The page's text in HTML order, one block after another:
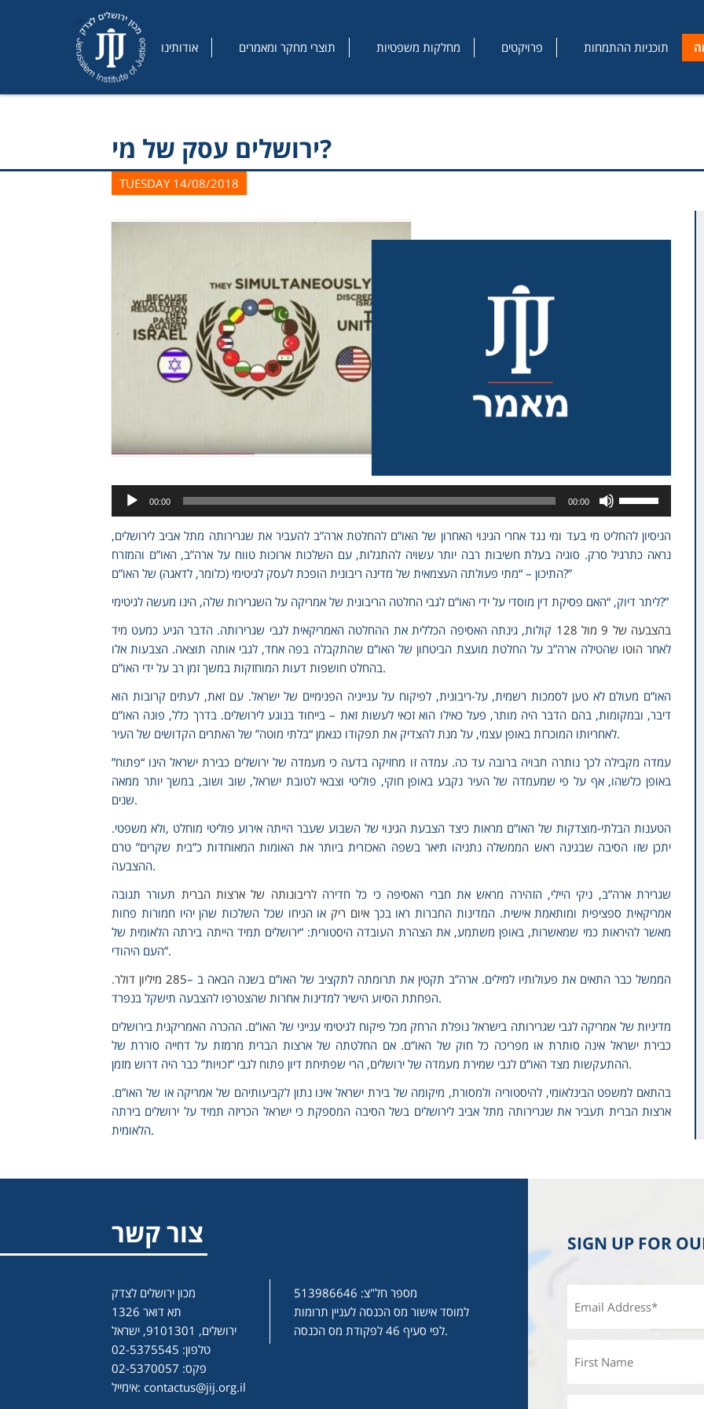
אודותינו תוצרי מחקר ומאמרים מחלקות משפטיות פרויקטים תוכניות ההתמחות
ירושלים עסק של מי?
TUESDAY 14/08/2018
Audio
Player
00:00 00:00
Arrow
keys
or
decrease
volume.
הניסיון להחליט מי בעד ומי נגד אחרי הגינוי האחרון של האו”ם להחלטת ארה”ב להעביר את שגרירותה מתל אביב לירושלים,
נראה כתרגיל סרק. סוגיה בעלת חשיבות רבה יותר עשויה להתגלות, עם השלכות ארוכות טווח על ארה”ב, האו”ם והמזרח
התיכון – “מתי פעולתה העצמאית של מדינה ריבונית הופכת לעסק לגיטימי (כלומר, לדאגה) של האו”ם?”
ליתר דיוק, “האם פסיקת דין מוסדי על ידי האו”ם לגבי החלטה הריבונית של אמריקה על השגרירות שלה, הינו מעשה לגיטימי?”
בהצבעה של 9 מול 128
קולות, גינתה האסיפה הכללית את ההחלטה האמריקאית לגבי שגרירותה. הדבר הגיע כמעט מיד
לאחר הוטו שהטילה ארה”ב על החלטת מועצת הביטחון של האו”ם שהתקבלה בפה אחד, לגבי אותה תוצאה. הצבעות אלו
בהחלט חושפות דעות המוחזקות במשך זמן רב על ידי האו”ם.
האו”ם מעולם לא טען לסמכות רשמית, על-ריבונית, לפיקוח על ענייניה הפנימיים של ישראל. עם זאת, לעתים קרובות הוא
דיבר, ובמקומות, בהם הדבר היה מותר, פעל כאילו הוא זכאי לעשות זאת – בייחוד בנוגע לירושלים. בדרך כלל, פונה האו”ם
לאחריותו המוכרזת באופן עצמי, על מנת להצדיק את תפקודו כנאמן “בלתי מוטה” של האתרים הקדושים של העיר.
עמדה מקבילה לכך נותרה חבויה ברובה עד כה. עמדה זו מחזיקה בדעה כי מעמדה של ירושלים כבירת ישראל הינו “פתוח”
באופן כלשהו, אף על פי שמעמדה של העיר נקבע באופן חוקי, פוליטי וצבאי לטובת ישראל, שוב ושוב, במשך יותר ממאה
שנים.
הטענות הבלתי-מוצדקות של האו”ם מראות כיצד הצבעת הגינוי של השבוע שעבר הייתה אירוע פוליטי מוחלט ,ולא משפטי.
יתכן שזו הסיבה שבגינה ראש הממשלה נתניהו תיאר בשפה האכזרית ביותר את האומות המאוחדות כ”בית שקרים” טרם
ההצבעה.
שגרירת ארה”ב, ניקי היילי, הזהירה מראש את חברי האסיפה כי כל חדירהלריבונותה של ארצות הברית תעורר תגובה
אמריקאית ספציפית ומותאמת אישית. המדינות החברות ראו בכךאיום ריק או הניחו שכל השלכות שהן יהיו חמורות פחות
מאשר להיראות כמי שמאשרות, באופן משתמע, את הצהרת העובדה היסטורית: “ירושלים תמיד הייתה בירתה הלאומית של
העם היהודי”.
הממשל כבר התאים את פעולותיו למילים. ארה”ב תקטין את תרומתה לתקציב של האו”ם בשנה הבאה ב –285 מיליון דולר
.
הפחתת הסיוע הישיר למדינות אחרות שהצטרפו להצבעה תישקל בנפרד.
מדיניות של אמריקה לגבי שגרירותה בישראל נופלת הרחק מכל פיקוח לגיטימי ענייני של האו”ם. ההכרה האמריקנית בירושלים
כבירת ישראל אינה סותרת או מפריכה כל חוק של האו”ם. אם החלטתה של ארצות הברית מרמזת על דחייה סוררת של
ההתעקשות מצד האו”ם לגבי שמירת מעמדה של ירושלים, הרי שפתיחת דיון פתוח לגבי “זכויות” כבר היה דרוש מזמן.
בהתאם למשפט הבינלאומי, להיסטוריה ולמסורת, מיקומה של בירת ישראל אינו נתון לקביעותיהם של אמריקה או של האו”ם.
ארצות הברית תעביר את שגרירותה מתל אביב לירושלים בשל הסיבה המספקת כי ישראל הכריזה תמיד על ירושלים בירתה
הלאומית.
צור קשר
מכון ירושלים לצדק
תא דואר 1326
ירושלים, 9101301, ישראל
טלפון: 02-5375545
פקס: 02-5370057
אימייל: contactus@jij.org.il
מספר חל"צ: 513986646
למוסד אישור מס הכנסה לעניין תרומות
לפי סעיף 46 לפקודת מס הכנסה.
SIGN UP FOR